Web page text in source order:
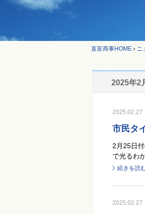
直富商事HOME › ニ
2025年2
2025.02.27
市民タ
2月25日
で光るわ
続きを読
2025.02.27